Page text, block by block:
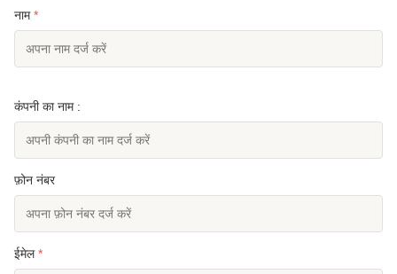
नाम*
कंपनी का नाम :
फ़ोन नंबर
ईमेल*